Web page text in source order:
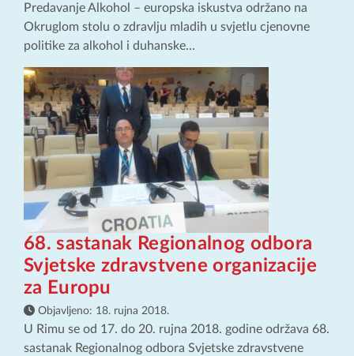
Predavanje Alkohol – europska iskustva održano na
Okruglom stolu o zdravlju mladih u svjetlu cjenovne
politike za alkohol i duhanske...
68. sastanak Regionalnog odbora
Svjetske zdravstvene organizacije
za Europu
Objavljeno: 18. rujna 2018.
U Rimu se od 17. do 20. rujna 2018. godine održava 68.
sastanak Regionalnog odbora Svjetske zdravstvene